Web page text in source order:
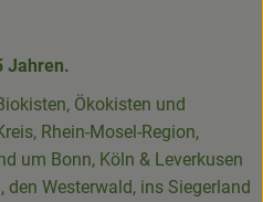
Jahren.
Ökokisten und
Rhein-Mosel-Region,
um Bonn, Köln & Leverkusen
Westerwald, ins Siegerland